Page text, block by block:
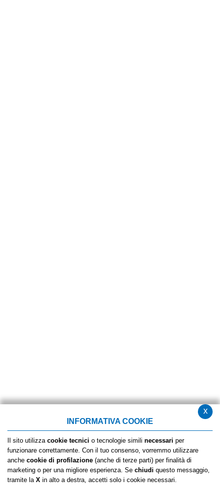
x
INFORMATIVA COOKIE
Il sito utilizza cookie tecnici o tecnologie simili necessari per
funzionare correttamente. Con il tuo consenso, vorremmo utilizzare
anche cookie di profilazione (anche di terze parti) per finalità di
marketing o per una migliore esperienza. Se chiudi questo messaggio,
tramite la X in alto a destra, accetti solo i cookie necessari.